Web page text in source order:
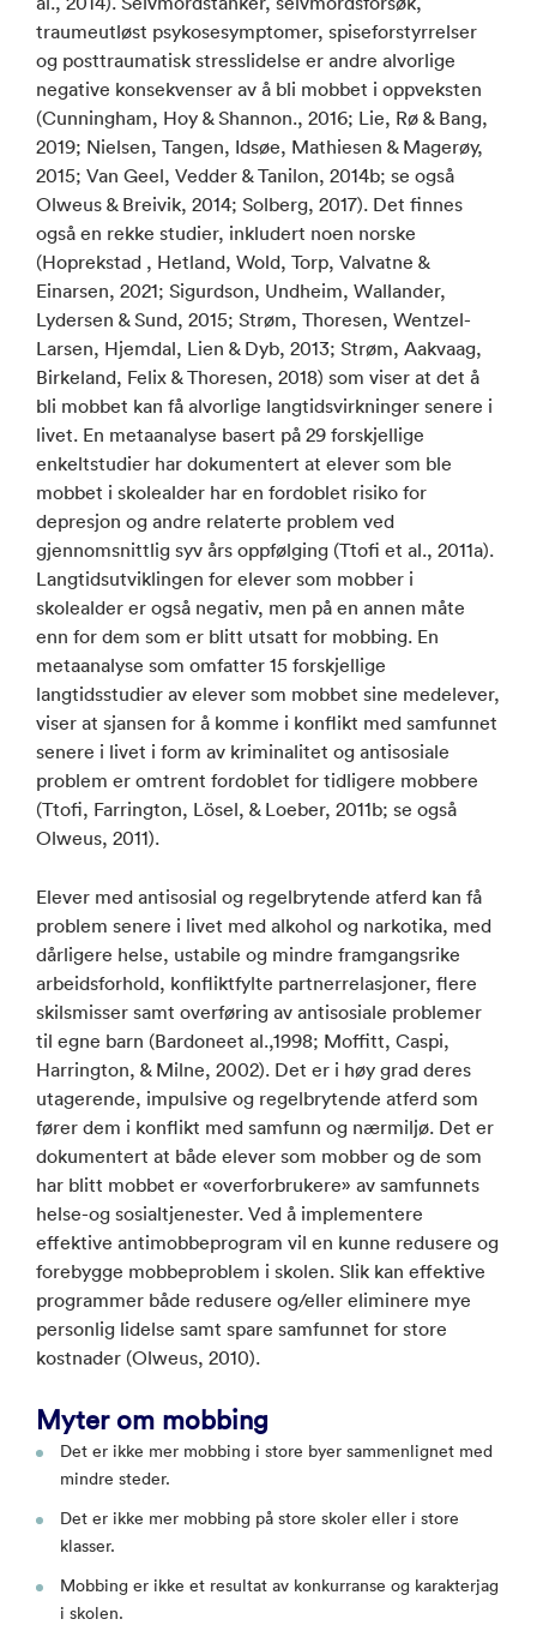
traumeutløst psykosesymptomer, spiseforstyrrelser
og posttraumatisk stresslidelse er andre alvorlige
negative konsekvenser av å bli mobbet i oppveksten
(Cunningham, Hoy & Shannon., 2016; Lie, Rø & Bang,
2019; Nielsen, Tangen, Idsøe, Mathiesen & Magerøy,
2015; Van Geel, Vedder & Tanilon, 2014b; se også
Olweus & Breivik, 2014; Solberg, 2017). Det finnes
også en rekke studier, inkludert noen norske
(Hoprekstad , Hetland, Wold, Torp, Valvatne &
Einarsen, 2021; Sigurdson, Undheim, Wallander,
Lydersen & Sund, 2015; Strøm, Thoresen, Wentzel-
Larsen, Hjemdal, Lien & Dyb, 2013; Strøm, Aakvaag,
Birkeland, Felix & Thoresen, 2018) som viser at det å
bli mobbet kan få alvorlige langtidsvirkninger senere i
livet. En metaanalyse basert på 29 forskjellige
enkeltstudier har dokumentert at elever som ble
mobbet i skolealder har en fordoblet risiko for
depresjon og andre relaterte problem ved
gjennomsnittlig syv års oppfølging (Ttofi et al., 2011a).
Langtidsutviklingen for elever som mobber i
skolealder er også negativ, men på en annen måte
enn for dem som er blitt utsatt for mobbing. En
metaanalyse som omfatter 15 forskjellige
langtidsstudier av elever som mobbet sine medelever,
viser at sjansen for å komme i konflikt med samfunnet
senere i livet i form av kriminalitet og antisosiale
problem er omtrent fordoblet for tidligere mobbere
(Ttofi, Farrington, Lösel, & Loeber, 2011b; se også
Olweus, 2011).
Elever med antisosial og regelbrytende atferd kan få
problem senere i livet med alkohol og narkotika, med
dårligere helse, ustabile og mindre framgangsrike
arbeidsforhold, konfliktfylte partnerrelasjoner, flere
skilsmisser samt overføring av antisosiale problemer
til egne barn (Bardoneet al.,1998; Moffitt, Caspi,
Harrington, & Milne, 2002). Det er i høy grad deres
utagerende, impulsive og regelbrytende atferd som
fører dem i konflikt med samfunn og nærmiljø. Det er
dokumentert at både elever som mobber og de som
har blitt mobbet er «overforbrukere» av samfunnets
helse-og sosialtjenester. Ved å implementere
effektive antimobbeprogram vil en kunne redusere og
forebygge mobbeproblem i skolen. Slik kan effektive
programmer både redusere og/eller eliminere mye
personlig lidelse samt spare samfunnet for store
kostnader (Olweus, 2010).
Myter om mobbing
Det er ikke mer mobbing i store byer sammenlignet med
mindre steder.
Det er ikke mer mobbing på store skoler eller i store
klasser.
Mobbing er ikke et resultat av konkurranse og karakterjag
i skolen.